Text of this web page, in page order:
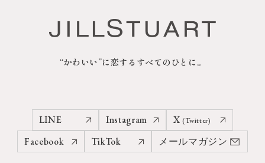
“かわいい”に恋するすべてのひとに。
LINE Instagram X (Twitter)
Facebook TikTok メールマガジン